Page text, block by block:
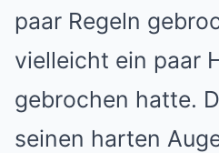
paar Regeln
vielleicht ein paar
gebrochen hatte.
seinen harten